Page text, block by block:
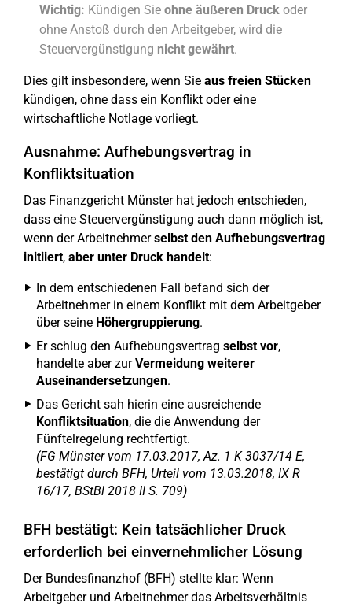
Wichtig: Kündigen Sie ohne äußeren Druck oder
ohne Anstoß durch den Arbeitgeber, wird die
Steuervergünstigung nicht gewährt.
Dies gilt insbesondere, wenn Sie aus freien Stücken
kündigen, ohne dass ein Konflikt oder eine
wirtschaftliche Notlage vorliegt.
Ausnahme: Aufhebungsvertrag in
Konfliktsituation
Das Finanzgericht Münster hat jedoch entschieden,
dass eine Steuervergünstigung auch dann möglich ist,
wenn der Arbeitnehmerselbst den Aufhebungsvertrag
initiiert, aber unter Druck handelt:
In dem entschiedenen Fall befand sich der
Arbeitnehmer in einem Konflikt mit dem Arbeitgeber
über seine Höhergruppierung.
Er schlug den Aufhebungsvertrag selbst vor,
handelte aber zurVermeidung weiterer
Auseinandersetzungen.
Das Gericht sah hierin eine ausreichende
Konfliktsituation, die die Anwendung der
Fünftelregelung rechtfertigt.
(FG Münster vom 17.03.2017, Az. 1 K 3037/14 E,
bestätigt durch BFH, Urteil vom 13.03.2018, IX R
16/17, BStBl 2018 II S. 709)
BFH bestätigt: Kein tatsächlicher Druck
erforderlich bei einvernehmlicher Lösung
Der Bundesfinanzhof (BFH) stellte klar: Wenn
Arbeitgeber und Arbeitnehmer das Arbeitsverhältnis